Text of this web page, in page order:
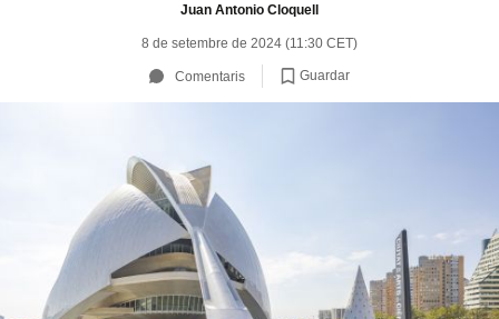
Juan Antonio Cloquell
8 de setembre de 2024 (11:30 CET)
Comentaris Guardar